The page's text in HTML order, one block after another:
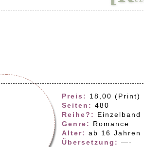
Preis:
18,00 (Print)
Seiten: 480
Reihe?:
Einzelband
Genre:
Romance
Alter: ab 16 Jahren
Übersetzung: —-